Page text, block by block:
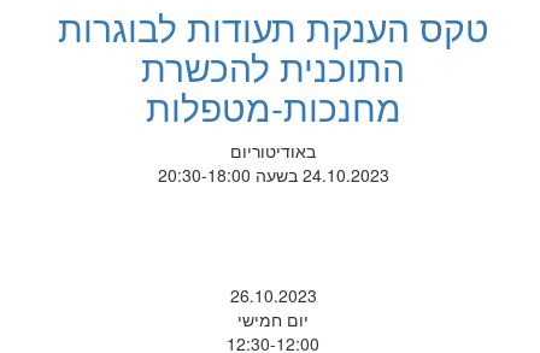
טקס הענקת תעודות לבוגרות
התוכנית להכשרת
מחנכות-מטפלות
באודיטוריום
24.10.2023 בשעה 20:30-18:00
26.10.2023
יום חמישי
12:30-12:00